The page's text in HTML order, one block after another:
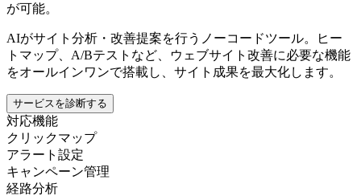
が可能。
AIがサイト分析・改善提案を行うノーコードツール。ヒー
トマップ、A/Bテストなど、ウェブサイト改善に必要な機能
をオールインワンで搭載し、サイト成果を最大化します。
サービスを診断する
対応機能
クリックマップ
アラート設定
キャンペーン管理
経路分析